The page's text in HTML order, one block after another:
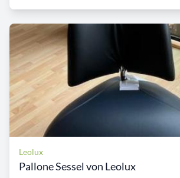
Leolux
Pallone Sessel von Leolux